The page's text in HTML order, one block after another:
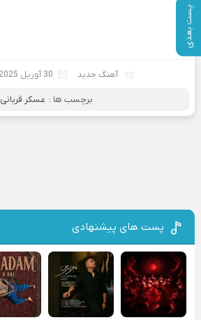
پست بعدی
آهنگ جدید 30 آوریل 2025
برچسب ها : عسکر قربانی
پست های پیشنهادی